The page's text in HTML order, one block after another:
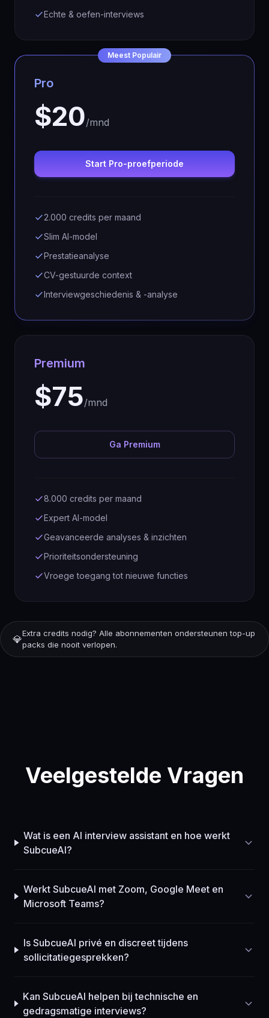
Echte & oefen-interviews
Meest Populair
Pro
$20/mnd
Start Pro-proefperiode
2.000 credits per maand
Slim AI-model
Prestatieanalyse
CV-gestuurde context
Interviewgeschiedenis & -analyse
Premium
$75/mnd
Ga Premium
8.000 credits per maand
Expert AI-model
Geavanceerde analyses & inzichten
Prioriteitsondersteuning
Vroege toegang tot nieuwe functies
💎Extra credits nodig? Alle abonnementen ondersteunen top-up
packs die nooit verlopen.
Veelgestelde Vragen
Wat is een AI interview assistant en hoe werkt
SubcueAI?
Werkt SubcueAI met Zoom, Google Meet en
Microsoft Teams?
Is SubcueAI privé en discreet tijdens
sollicitatiegesprekken?
Kan SubcueAI helpen bij technische en
gedragsmatige interviews?